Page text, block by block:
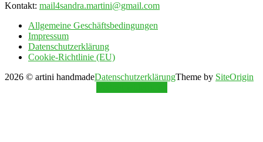
Kontakt: mail4sandra.martini@gmail.com
Allgemeine Geschäftsbedingungen
Impressum
Datenschutzerklärung
Cookie-Richtlinie (EU)
2026 © artini handmadeDatenschutzerklärungTheme by SiteOrigin